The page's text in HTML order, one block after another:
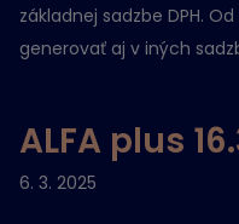
základnej sadzbe DPH.
generovať aj v iných
ALFA plus
6. 3. 2025